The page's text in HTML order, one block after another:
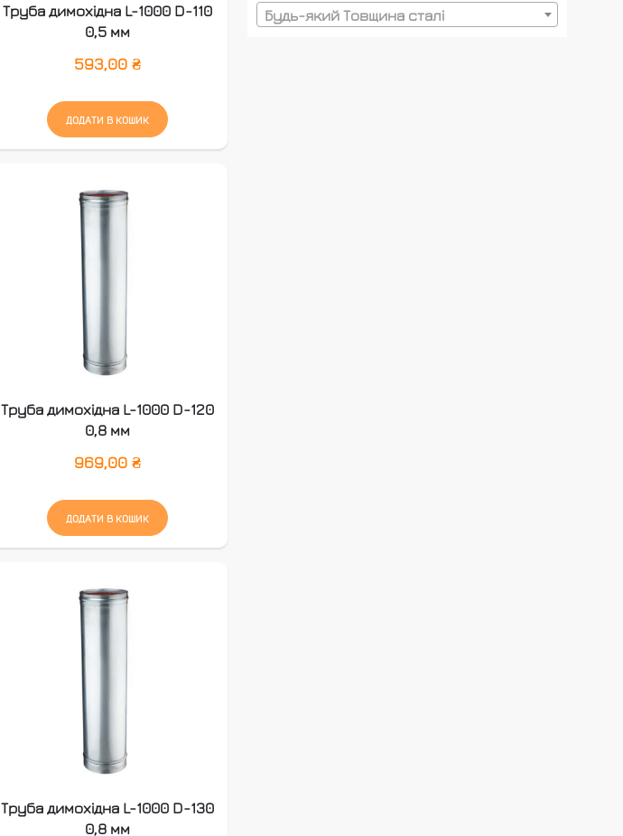
Труба димохідна L-1000 D-110
0,5 мм
593,00 ₴
ДОДАТИ В КОШИК
Труба димохідна L-1000 D-120
0,8 мм
969,00 ₴
ДОДАТИ В КОШИК
Труба димохідна L-1000 D-130
0,8 мм
Будь-який Товщина сталі